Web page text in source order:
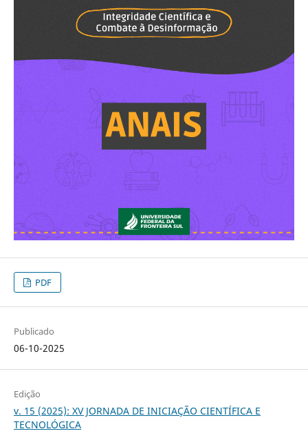
PDF
Publicado
06-10-2025
Edição
v. 15 (2025): XV JORNADA DE INICIAÇÃO CIENTÍFICA E
TECNOLÓGICA